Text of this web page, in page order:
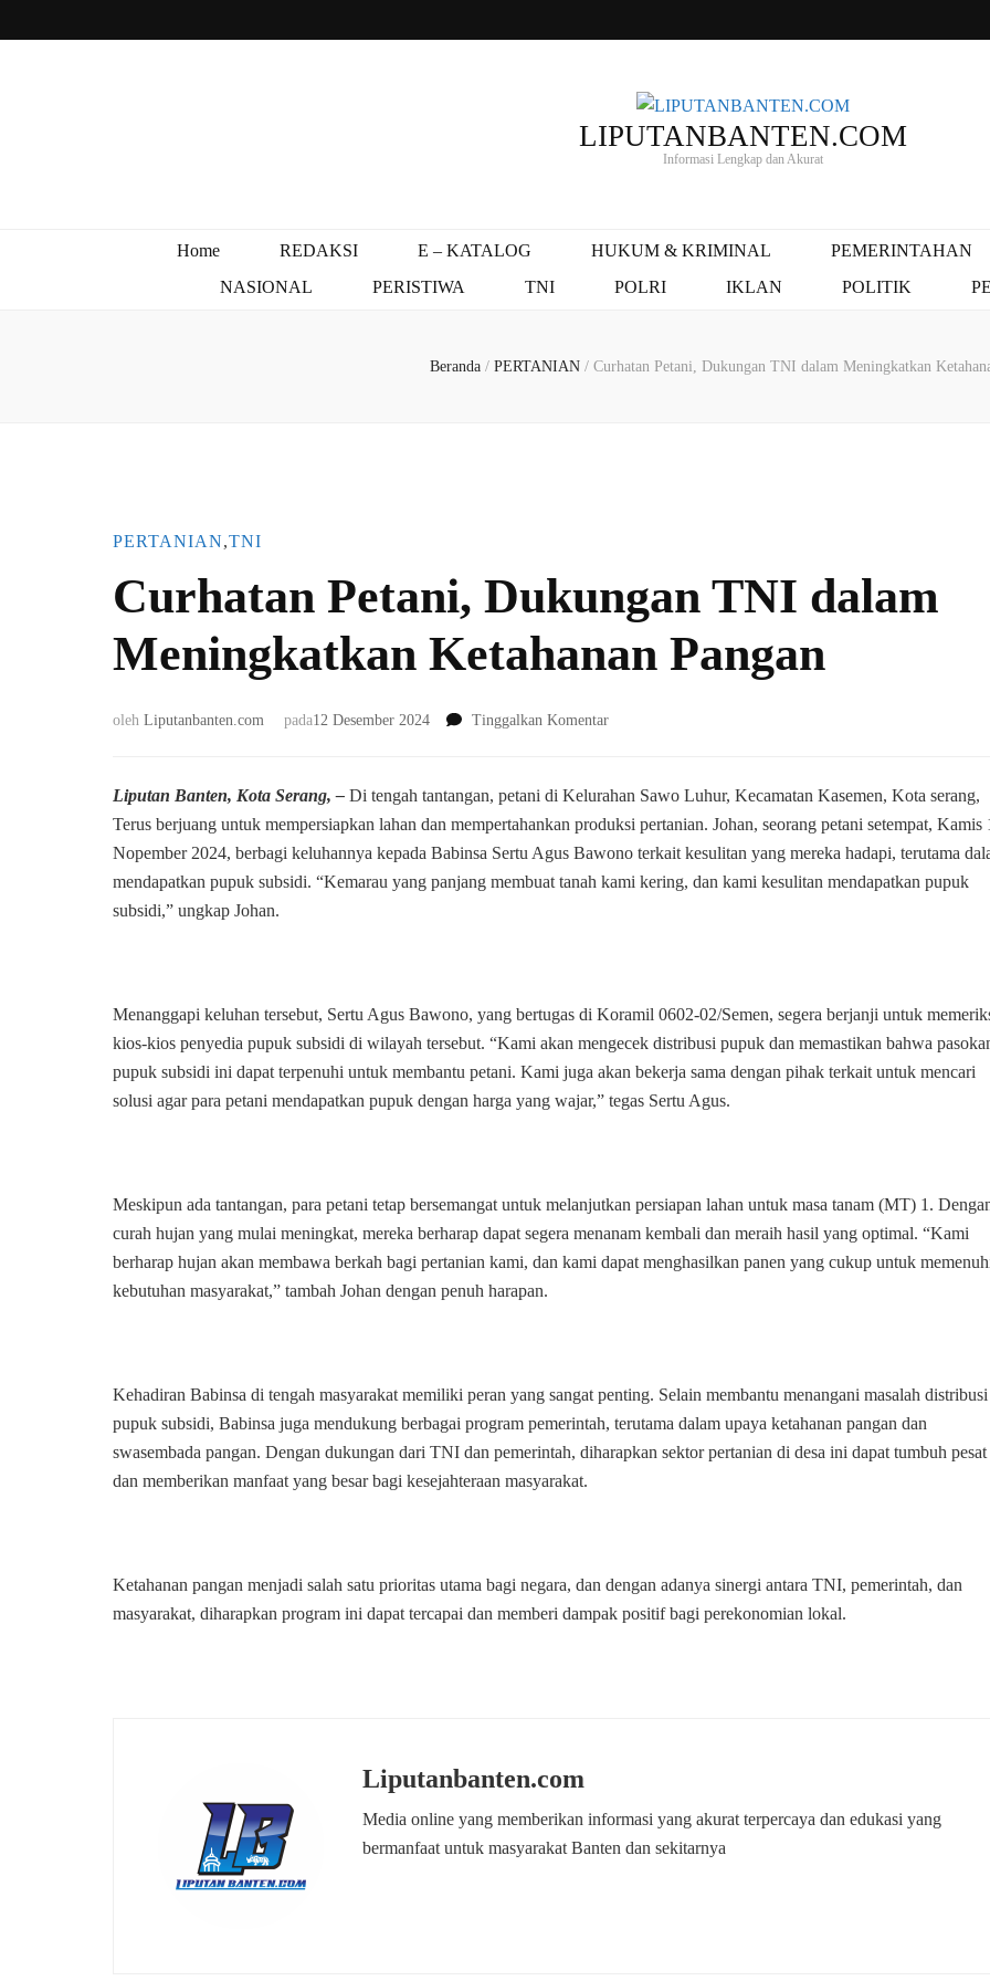
LIPUTANBANTEN.COM
Informasi Lengkap dan Akurat
Home REDAKSI E – KATALOG HUKUM & KRIMINAL PEMERINTAHAN
NASIONAL
PERISTIWA TNI POLRI IKLAN POLITIK
Beranda / PERTANIAN / Curhatan Petani, Dukungan TNI dalam Meningkatkan
PERTANIAN,TNI
Curhatan Petani, Dukungan TNI dalam
Meningkatkan Ketahanan Pangan
oleh Liputanbanten.com pada12 Desember 2024 Tinggalkan Komentarpada
Dukungan
dalam
Meningkatkan
Ketahanan
Liputan Banten, Kota Serang, – Di tengah tantangan, petani di Kelurahan Sawo Luhur, Kecamatan Kasemen, Kota serang,
Terus berjuang untuk mempersiapkan lahan dan mempertahankan produksi pertanian. Johan, seorang petani setempat, Kamis
Nopember 2024, berbagi keluhannya kepada Babinsa Sertu Agus Bawono terkait kesulitan yang mereka hadapi, terutama
mendapatkan pupuk subsidi. “Kemarau yang panjang membuat tanah kami kering, dan kami kesulitan mendapatkan pupuk
subsidi,” ungkap Johan.
Menanggapi keluhan tersebut, Sertu Agus Bawono, yang bertugas di Koramil 0602-02/Semen, segera berjanji untuk
kios-kios penyedia pupuk subsidi di wilayah tersebut. “Kami akan mengecek distribusi pupuk dan memastikan bahwa
pupuk subsidi ini dapat terpenuhi untuk membantu petani. Kami juga akan bekerja sama dengan pihak terkait untuk mencari
solusi agar para petani mendapatkan pupuk dengan harga yang wajar,” tegas Sertu Agus.
Meskipun ada tantangan, para petani tetap bersemangat untuk melanjutkan persiapan lahan untuk masa tanam (MT) 1.
curah hujan yang mulai meningkat, mereka berharap dapat segera menanam kembali dan meraih hasil yang optimal. “Kami
berharap hujan akan membawa berkah bagi pertanian kami, dan kami dapat menghasilkan panen yang cukup untuk
kebutuhan masyarakat,” tambah Johan dengan penuh harapan.
Kehadiran Babinsa di tengah masyarakat memiliki peran yang sangat penting. Selain membantu menangani masalah distribusi
pupuk subsidi, Babinsa juga mendukung berbagai program pemerintah, terutama dalam upaya ketahanan pangan dan
swasembada pangan. Dengan dukungan dari TNI dan pemerintah, diharapkan sektor pertanian di desa ini dapat tumbuh pesat
dan memberikan manfaat yang besar bagi kesejahteraan masyarakat.
Ketahanan pangan menjadi salah satu prioritas utama bagi negara, dan dengan adanya sinergi antara TNI, pemerintah, dan
masyarakat, diharapkan program ini dapat tercapai dan memberi dampak positif bagi perekonomian lokal.
Liputanbanten.com
Media online yang memberikan informasi yang akurat terpercaya dan edukasi yang
bermanfaat untuk masyarakat Banten dan sekitarnya